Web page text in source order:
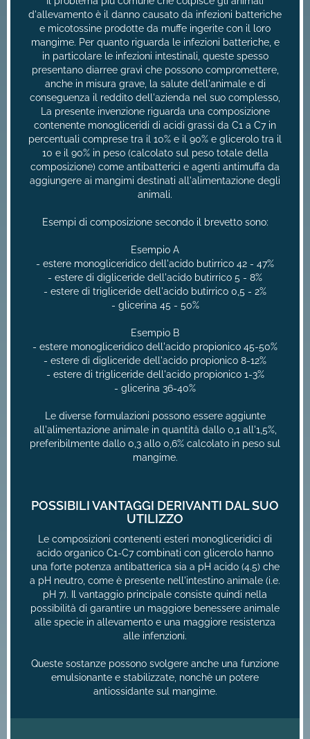
d'allevamento è il danno causato da infezioni batteriche
e micotossine prodotte da muffe ingerite con il loro
mangime. Per quanto riguarda le infezioni batteriche, e
in particolare le infezioni intestinali, queste spesso
presentano diarree gravi che possono compromettere,
anche in misura grave, la salute dell'animale e di
conseguenza il reddito dell'azienda nel suo complesso,
La presente invenzione riguarda una composizione
contenente monogliceridi di acidi grassi da C1 a C7 in
percentuali comprese tra il 10% e il 90% e glicerolo tra il
10 e il 90% in peso (calcolato sul peso totale della
composizione) come antibatterici e agenti antimuffa da
aggiungere ai mangimi destinati all'alimentazione degli
animali.
Esempi di composizione secondo il brevetto sono:
Esempio A
- estere monogliceridico dell'acido butirrico 42 - 47%
- estere di digliceride dell'acido butirrico 5 - 8%
- estere di trigliceride dell'acido butirrico 0,5 - 2%
- glicerina 45 - 50%
Esempio B
- estere monogliceridico dell'acido propionico 45-50%
- estere di digliceride dell'acido propionico 8-12%
- estere di trigliceride dell'acido propionico 1-3%
- glicerina 36-40%
Le diverse formulazioni possono essere aggiunte
all'alimentazione animale in quantità dallo 0,1 all'1,5%,
preferibilmente dallo 0,3 allo 0,6% calcolato in peso sul
mangime.
POSSIBILI VANTAGGI DERIVANTI DAL SUO
UTILIZZO
Le composizioni contenenti esteri monogliceridici di
acido organico C1-C7 combinati con glicerolo hanno
una forte potenza antibatterica sia a pH acido (4.5) che
a pH neutro, come è presente nell'intestino animale (i.e.
pH 7). Il vantaggio principale consiste quindi nella
possibilità di garantire un maggiore benessere animale
alle specie in allevamento e una maggiore resistenza
alle infenzioni.
Queste sostanze possono svolgere anche una funzione
emulsionante e stabilizzate, nonchè un potere
antiossidante sul mangime.